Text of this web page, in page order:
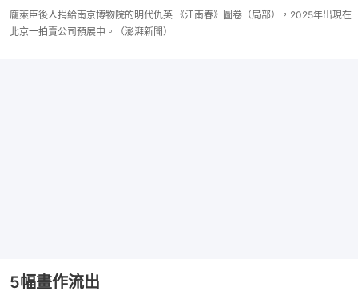
龐萊臣後人捐給南京博物院的明代仇英 《江南春》圖卷（局部），2025年出現在
北京一拍賣公司預展中。（澎湃新聞）
5幅畫作流出